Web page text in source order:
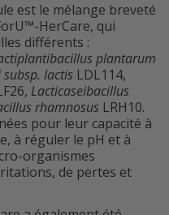
est le mélange breveté
HerCare, qui
différents :
plantarum
lactis LDL114,
Lacticaseibacillus
rhamnosus LRH10.
pour leur capacité à
à réguler le pH et à
organismes
de pertes et